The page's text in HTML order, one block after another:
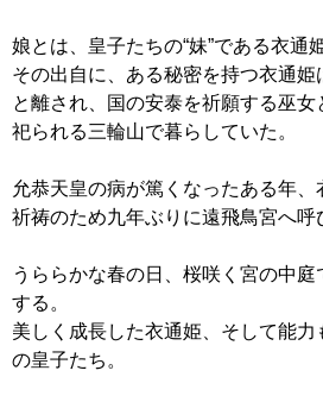
娘とは、皇子たちの“妹”である衣通姫
その出自に、ある秘密を持つ衣通姫
と離され、国の安泰を祈願する巫
祀られる三輪山で暮らしていた。
允恭天皇の病が篤くなったある年
祈祷のため九年ぶりに遠飛鳥宮へ呼
うららかな春の日、桜咲く宮の中
する。
美しく成長した衣通姫、そして能力
の皇子たち。